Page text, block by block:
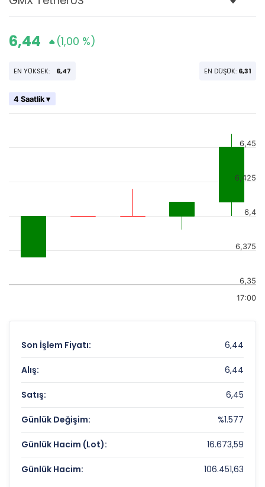
6,44 (1,00 %)
EN YÜKSEK: 6,47 EN DÜŞÜK: 6,31
4 Saatlik ▾
17:00
6,35
6,375
6,4
6,425
6,45
Son İşlem Fiyatı: 6,44
Alış: 6,44
Satış: 6,45
Günlük Değişim: %1.577
Günlük Hacim (Lot): 16.673,59
Günlük Hacim: 106.451,63